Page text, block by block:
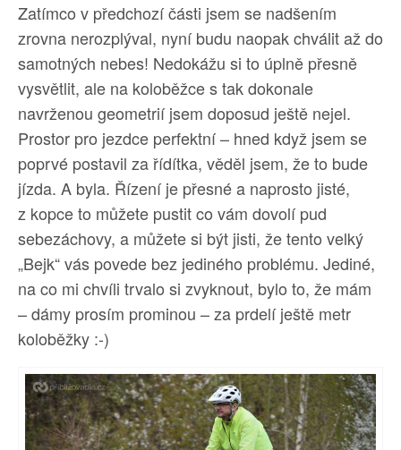
Zatímco v předchozí části jsem se nadšením
zrovna nerozplýval, nyní budu naopak chválit až do
samotných nebes! Nedokážu si to úplně přesně
vysvětlit, ale na koloběžce s tak dokonale
navrženou geometrií jsem doposud ještě nejel.
Prostor pro jezdce perfektní – hned když jsem se
poprvé postavil za řídítka, věděl jsem, že to bude
jízda. A byla. Řízení je přesné a naprosto jisté,
z kopce to můžete pustit co vám dovolí pud
sebezáchovy, a můžete si být jisti, že tento velký
„Bejk“ vás povede bez jediného problému. Jediné,
na co mi chvíli trvalo si zvyknout, bylo to, že mám
– dámy prosím prominou – za prdelí ještě metr
koloběžky :-)